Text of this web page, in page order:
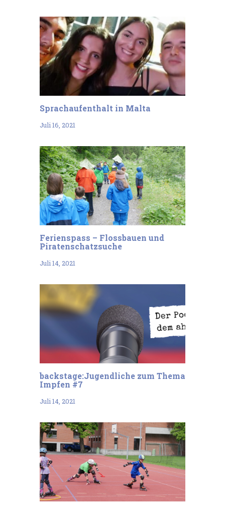
Sprachaufenthalt in Malta
Juli 16, 2021
Ferienspass – Flossbauen und
Piratenschatzsuche
Juli 14, 2021
backstage:Jugendliche zum Thema
Impfen #7
Juli 14, 2021